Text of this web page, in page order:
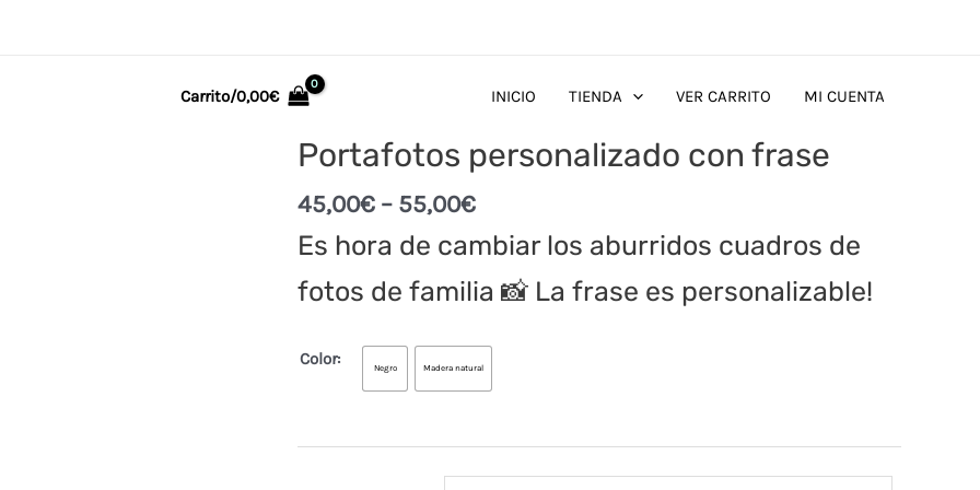
Carrito/0,00€ INICIO TIENDA VER CARRITO MI CUENTA
Portafotos personalizado con frase
45,00€ – 55,00€
Es hora de cambiar los aburridos cuadros de
fotos de familia 📸 La frase es personalizable!
Color: Negro Madera natural